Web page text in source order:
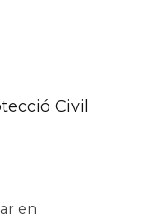
Civil
en